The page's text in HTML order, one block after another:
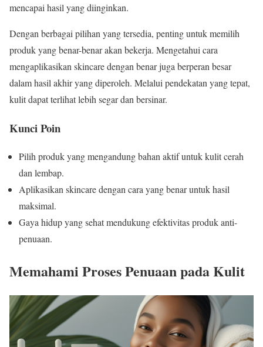
mencapai hasil yang diinginkan.
Dengan berbagai pilihan yang tersedia, penting untuk memilih
produk yang benar-benar akan bekerja. Mengetahui cara
mengaplikasikan skincare dengan benar juga berperan besar
dalam hasil akhir yang diperoleh. Melalui pendekatan yang tepat,
kulit dapat terlihat lebih segar dan bersinar.
Kunci Poin
Pilih produk yang mengandung bahan aktif untuk kulit cerah
dan lembap.
Aplikasikan skincare dengan cara yang benar untuk hasil
maksimal.
Gaya hidup yang sehat mendukung efektivitas produk anti-
penuaan.
Memahami Proses Penuaan pada Kulit